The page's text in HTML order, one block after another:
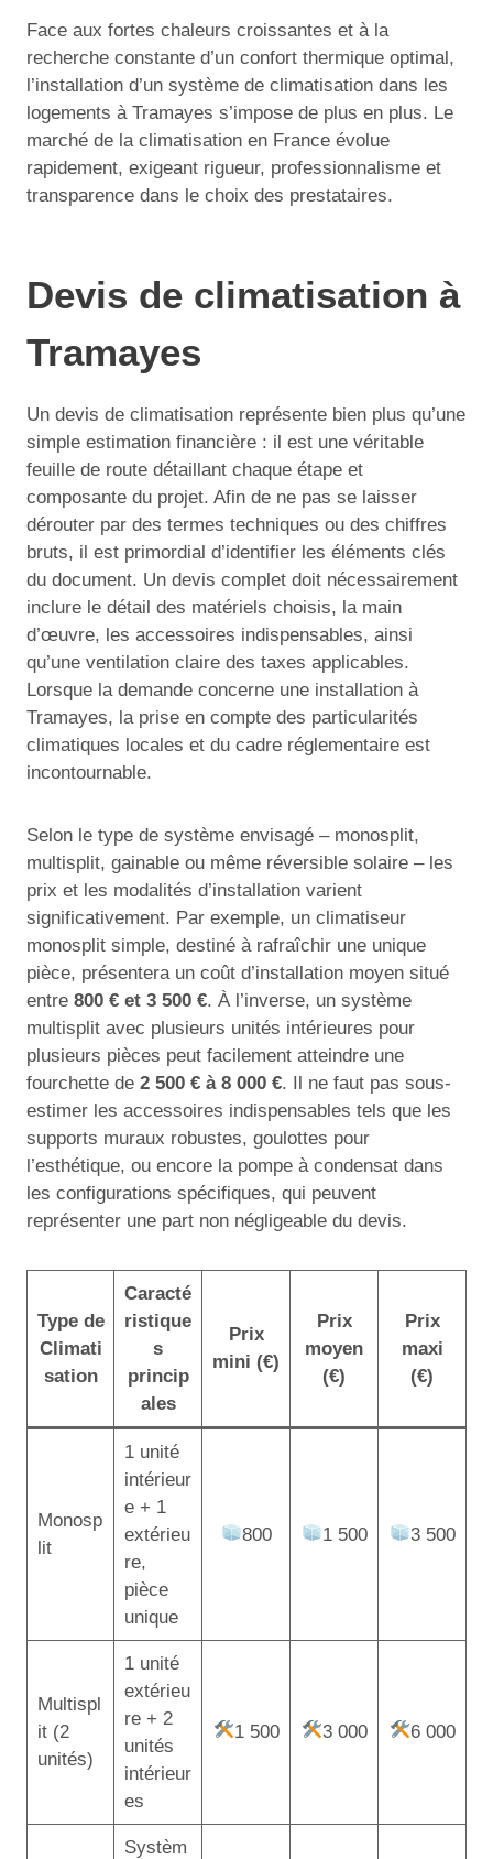
Face aux fortes chaleurs croissantes et à la
recherche constante d’un confort thermique optimal,
l’installation d’un système de climatisation dans les
logements à Tramayes s’impose de plus en plus. Le
marché de la climatisation en France évolue
rapidement, exigeant rigueur, professionnalisme et
transparence dans le choix des prestataires.
Devis de climatisation à
Tramayes
Un devis de climatisation représente bien plus qu’une
simple estimation financière : il est une véritable
feuille de route détaillant chaque étape et
composante du projet. Afin de ne pas se laisser
dérouter par des termes techniques ou des chiffres
bruts, il est primordial d’identifier les éléments clés
du document. Un devis complet doit nécessairement
inclure le détail des matériels choisis, la main
d’œuvre, les accessoires indispensables, ainsi
qu’une ventilation claire des taxes applicables.
Lorsque la demande concerne une installation à
Tramayes, la prise en compte des particularités
climatiques locales et du cadre réglementaire est
incontournable.
Selon le type de système envisagé – monosplit,
multisplit, gainable ou même réversible solaire – les
prix et les modalités d’installation varient
significativement. Par exemple, un climatiseur
monosplit simple, destiné à rafraîchir une unique
pièce, présentera un coût d’installation moyen situé
entre 800 € et 3 500 €. À l’inverse, un système
multisplit avec plusieurs unités intérieures pour
plusieurs pièces peut facilement atteindre une
fourchette de 2 500 € à 8 000 €. Il ne faut pas sous-
estimer les accessoires indispensables tels que les
supports muraux robustes, goulottes pour
l’esthétique, ou encore la pompe à condensat dans
les configurations spécifiques, qui peuvent
représenter une part non négligeable du devis.
Type de
Climati
sation
Caracté
ristique
s
princip
ales
Prix
mini (€)
Prix
moyen
(€)
Prix
maxi
(€)
Monosp
lit
1 unité
intérieur
e + 1
extérieu
re,
pièce
unique
800 1 500 3 500
Multispl
it (2
unités)
1 unité
extérieu
re + 2
unités
intérieur
es
1 500 3 000 6 000
Systèm